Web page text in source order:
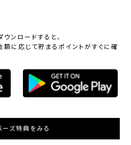
ンロードすると、
に応じて貯まるポイントがすぐに確
ーズ特典をみる